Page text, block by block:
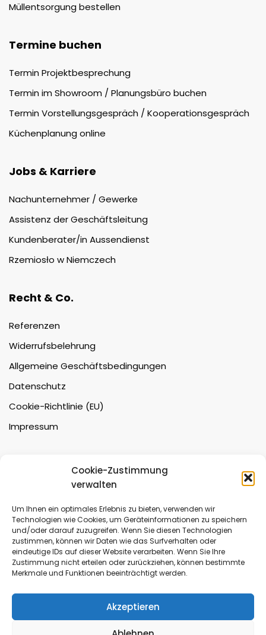
Cookie-Zustimmung
verwalten
Um Ihnen ein optimales Erlebnis zu bieten, verwenden wir
Technologien wie Cookies, um Geräteinformationen zu speichern
und/oder darauf zuzugreifen. Wenn Sie diesen Technologien
zustimmen, können wir Daten wie das Surfverhalten oder
eindeutige IDs auf dieser Website verarbeiten. Wenn Sie Ihre
Zustimmung nicht erteilen oder zurückziehen, können bestimmte
Merkmale und Funktionen beeinträchtigt werden.
Akzeptieren
Müllentsorgung bestellen
Termine buchen
Termin Projektbesprechung
Termin im Showroom / Planungsbüro buchen
Termin Vorstellungsgespräch / Kooperationsgespräch
Küchenplanung online
Jobs & Karriere
Nachunternehmer / Gewerke
Assistenz der Geschäftsleitung
Kundenberater/in Aussendienst
Rzemiosło w Niemczech
Recht & Co.
Referenzen
Widerrufsbelehrung
Allgemeine Geschäftsbedingungen
Datenschutz
Cookie-Richtlinie (EU)
Impressum
Planungsbüro / Showroom
Breite Str. 59
16727 Marwitz / Oberkrämer
Anfahrt:
A111 Ausfahrt Velten hinter Berlin Reinickendorf.
Termine nur nach Vereinbarung.